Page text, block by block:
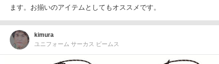
ます。お揃いのアイテムとしてもオススメです。
kimura
ユニフォーム サーカス ビームス